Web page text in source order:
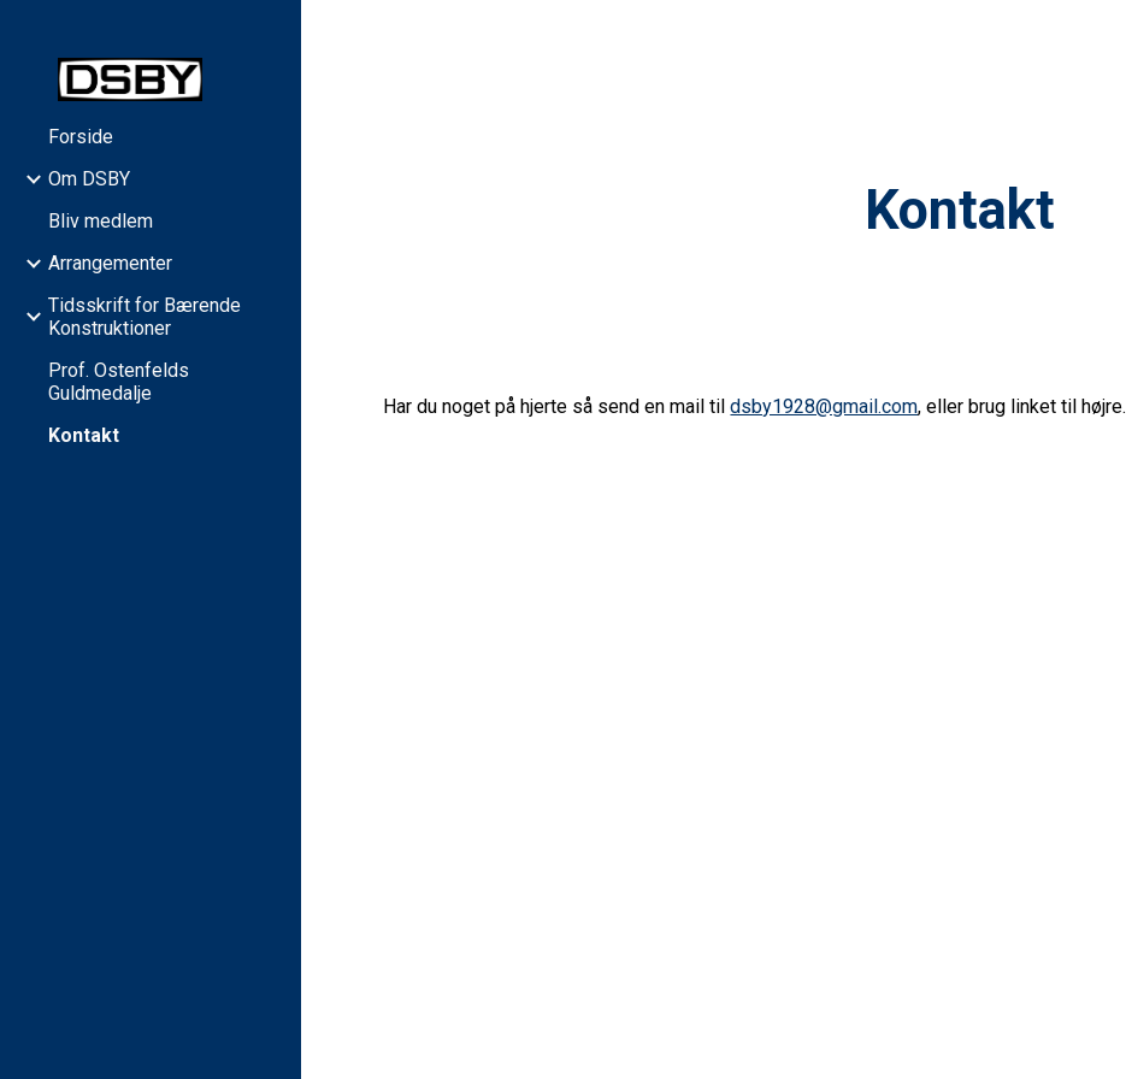
Forside
Om DSBY
Bliv medlem
Arrangementer
Tidsskrift for Bærende
Konstruktioner
Prof. Ostenfelds
Guldmedalje
Kontakt
Kontakt
Har du noget på hjerte så send en mail tildsby1928@gmail.com, eller brug linket til højre.